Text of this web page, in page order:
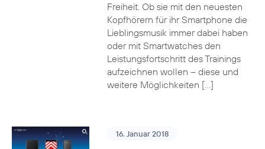
Freiheit. Ob sie mit den neuesten
Kopfhörern für ihr Smartphone die
Lieblingsmusik immer dabei haben
oder mit Smartwatches den
Leistungsfortschritt des Trainings
aufzeichnen wollen – diese und
weitere Möglichkeiten […]
16. Januar 2018